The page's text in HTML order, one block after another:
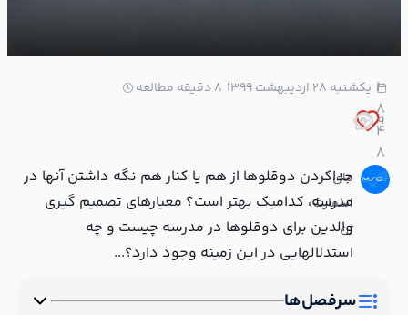
یکشنبه ۲۸ اردیبهشت ۱۳۹۹ 8 دقیقه مطالعه
1
0
1
8
4
8
مای
اسمارت
ژن
جداکردن دوقلوها از هم یا کنار هم نگه داشتن آنها در
مدرسه، کدامیک بهتر است؟ معیارهای تصمیم گیری
والدین برای دوقلوها در مدرسه چیست و چه
استدلالهایی در این زمینه وجود دارد؟...
سرفصل‌ها